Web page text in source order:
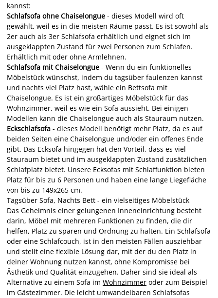
kannst:
Schlafsofa ohne Chaiselongue - dieses Modell wird oft
gewählt, weil es in die meisten Räume passt. Es ist sowohl als
2er auch als 3er Schlafsofa erhältlich und eignet sich im
ausgeklappten Zustand für zwei Personen zum Schlafen.
Erhältlich mit oder ohne Armlehnen.
Schlafsofa mit Chaiselongue - Wenn du ein funktionelles
Möbelstück wünschst, indem du tagsüber faulenzen kannst
und nachts viel Platz hast, wähle ein Bettsofa mit
Chaiselongue. Es ist ein großartiges Möbelstück für das
Wohnzimmer, weil es wie ein Sofa aussieht. Bei einigen
Modellen kann die Chaiselongue auch als Stauraum nutzen.
Eckschlafsofa - dieses Modell benötigt mehr Platz, da es auf
beiden Seiten eine Chaiselongue und/oder ein offenes Ende
gibt. Das Ecksofa hingegen hat den Vorteil, dass es viel
Stauraum bietet und im ausgeklappten Zustand zusätzlichen
Schlafplatz bietet. Unsere Ecksofas mit Schlaffunktion bieten
Platz für bis zu 6 Personen und haben eine lange Liegefläche
von bis zu 149x265 cm.
Tagsüber Sofa, Nachts Bett - ein vielseitiges Möbelstück
Das Geheimnis einer gelungenen Inneneinrichtung besteht
darin, Möbel mit mehreren Funktionen zu finden, die dir
helfen, Platz zu sparen und Ordnung zu halten. Ein Schlafsofa
oder eine Schlafcouch, ist in den meisten Fällen ausziehbar
und stellt eine flexible Lösung dar, mit der du den Platz in
deiner Wohnung nutzen kannst, ohne Kompromisse bei
Ästhetik und Qualität einzugehen. Daher sind sie ideal als
Alternative zu einem Sofa im Wohnzimmer oder zum Beispiel
im Gästezimmer. Die leicht umwandelbaren Schlafsofas